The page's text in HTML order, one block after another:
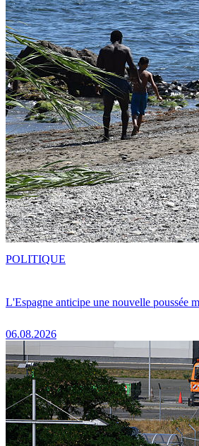
L'Espagne anticipe une nouvelle poussée
06.08.2026
POLITIQUE